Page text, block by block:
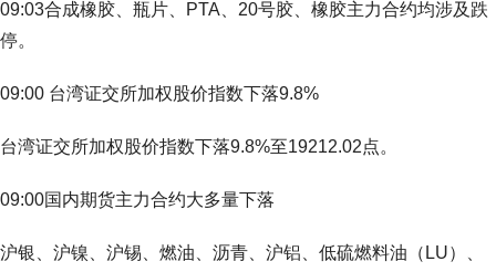
09:03合成橡胶、瓶片、PTA、20号胶、橡胶主力合约均涉及跌
停。
09:00 台湾证交所加权股价指数下落9.8%
台湾证交所加权股价指数下落9.8%至19212.02点。
09:00国内期货主力合约大多量下落
沪银、沪镍、沪锡、燃油、沥青、沪铝、低硫燃料油（LU）、